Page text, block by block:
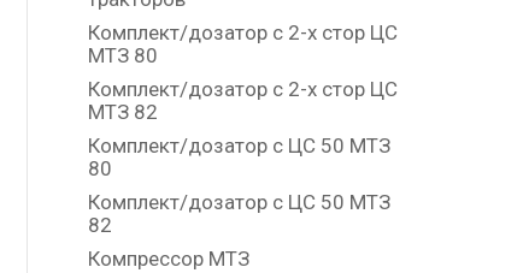
Комплект/дозатор с 2-х стор ЦС
МТЗ 80
Комплект/дозатор с 2-х стор ЦС
МТЗ 82
Комплект/дозатор с ЦС 50 МТЗ
80
Комплект/дозатор с ЦС 50 МТЗ
82
Компрессор МТЗ